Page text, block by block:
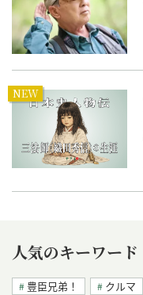
NEW
人気のキーワード
豊臣兄弟！ クルマ